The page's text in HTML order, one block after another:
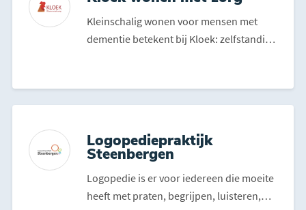
Kleinschalig wonen voor mensen met
dementie betekent bij Kloek: zelfstandig
Logopediepraktijk
Steenbergen
Logopedie is er voor iedereen die moeite
heeft met praten, begrijpen, luisteren,